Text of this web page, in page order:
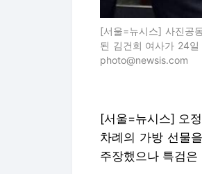
[서울=뉴시스] 사진공
된 김건희 여사가 24
photo@newsis.com
[서울=뉴시스] 오
차례의 가방 선물
주장했으나 특검